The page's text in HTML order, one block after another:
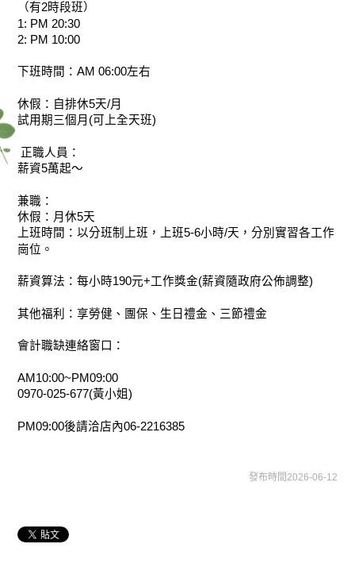
（有2時段班）
1: PM 20:30
2: PM 10:00
下班時間：AM 06:00左右
休假：自排休5天/月
試用期三個月(可上全天班)
正職人員：
薪資5萬起～
兼職：
休假：月休5天
上班時間：以分班制上班，上班5-6小時/天，分別實習各工作
崗位。
薪資算法：每小時190元+工作獎金(薪資隨政府公佈調整)
其他福利：享勞健、團保、生日禮金、三節禮金
會計職缺連絡窗口：
AM10:00~PM09:00
0970-025-677(黃小姐)
PM09:00後請洽店內06-2216385
發布時間2026-06-12